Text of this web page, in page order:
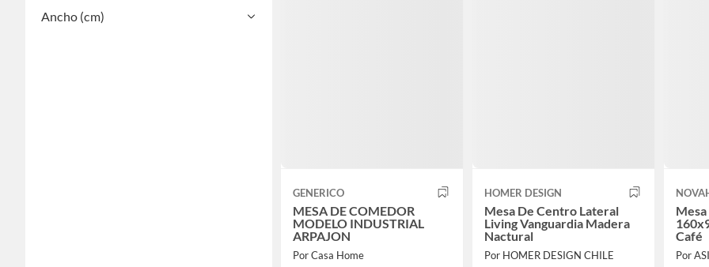
Ancho (cm)
GENERICO
MESA DE COMEDOR
MODELO INDUSTRIAL
ARPAJON
Por Casa Home
HOMER DESIGN
Mesa De Centro Lateral
Living Vanguardia Madera
Nactural
Por HOMER DESIGN CHILE
Café
Por